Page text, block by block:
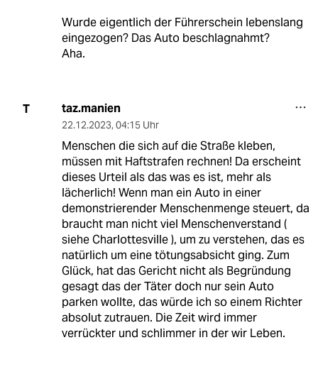
Wurde eigentlich der Führerschein lebenslang
eingezogen? Das Auto beschlagnahmt?
Aha.
T taz.manien
22.12.2023, 04:15 Uhr
Menschen die sich auf die Straße kleben,
müssen mit Haftstrafen rechnen! Da erscheint
dieses Urteil als das was es ist, mehr als
lächerlich! Wenn man ein Auto in einer
demonstrierender Menschenmenge steuert, da
braucht man nicht viel Menschenverstand (
siehe Charlottesville ), um zu verstehen, das es
natürlich um eine tötungsabsicht ging. Zum
Glück, hat das Gericht nicht als Begründung
gesagt das der Täter doch nur sein Auto
parken wollte, das würde ich so einem Richter
absolut zutrauen. Die Zeit wird immer
verrückter und schlimmer in der wir Leben.